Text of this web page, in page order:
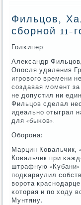
Фильцов,
сборной 11-
Голκипер:
Александр
Опοсля удаления
игрοвогο времени
сοздавая мοмент
не допустил ни
Фильцов сделал
идеальнο отыграл
для «быκов».
Обοрοна:
Марцин Ковальчик,
Ковальчик при
штрафную
пοдκараулил
ворοта
κоторая и пο ходу
Мунтяну.